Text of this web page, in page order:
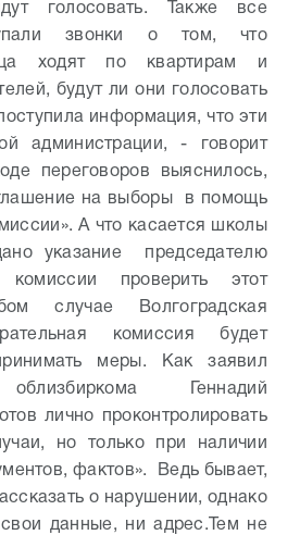
голосовать. Также все
звонки о том, что
ходят по квартирам и
будут ли они голосовать
информация, что эти
администрации, - говорит
переговоров выяснилось,
на выборы в помощь
А что касается школы
указание председателю
комиссии проверить этот
случае Волгоградская
комиссия будет
меры. Как заявил
облизбиркома Геннадий
лично проконтролировать
но только при наличии
фактов». Ведь бывает,
о нарушении, однако
данные, ни адрес. Тем не